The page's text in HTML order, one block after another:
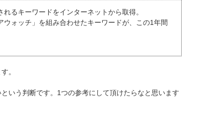
るキーワードをインターネットから取得。
ォッチ」を組み合わせたキーワードが、この1年間
。
いう判断です。1つの参考にして頂けたらなと思います